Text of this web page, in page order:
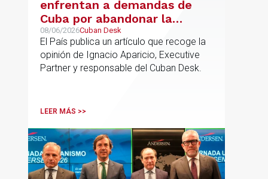
enfrentan a demandas de
Cuba por abandonar la
gestión de los hoteles
08/06/2026Cuban Desk
El País publica un artículo que recoge la
opinión de Ignacio Aparicio, Executive
Partner y responsable del Cuban Desk.
LEER MÁS >>